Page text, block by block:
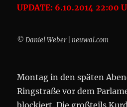
UPDATE: 6.10.2014 22:00
© Daniel Weber | neuwal.com
Montag in den späten
Ringstraße vor dem
blockiert. Die großteils